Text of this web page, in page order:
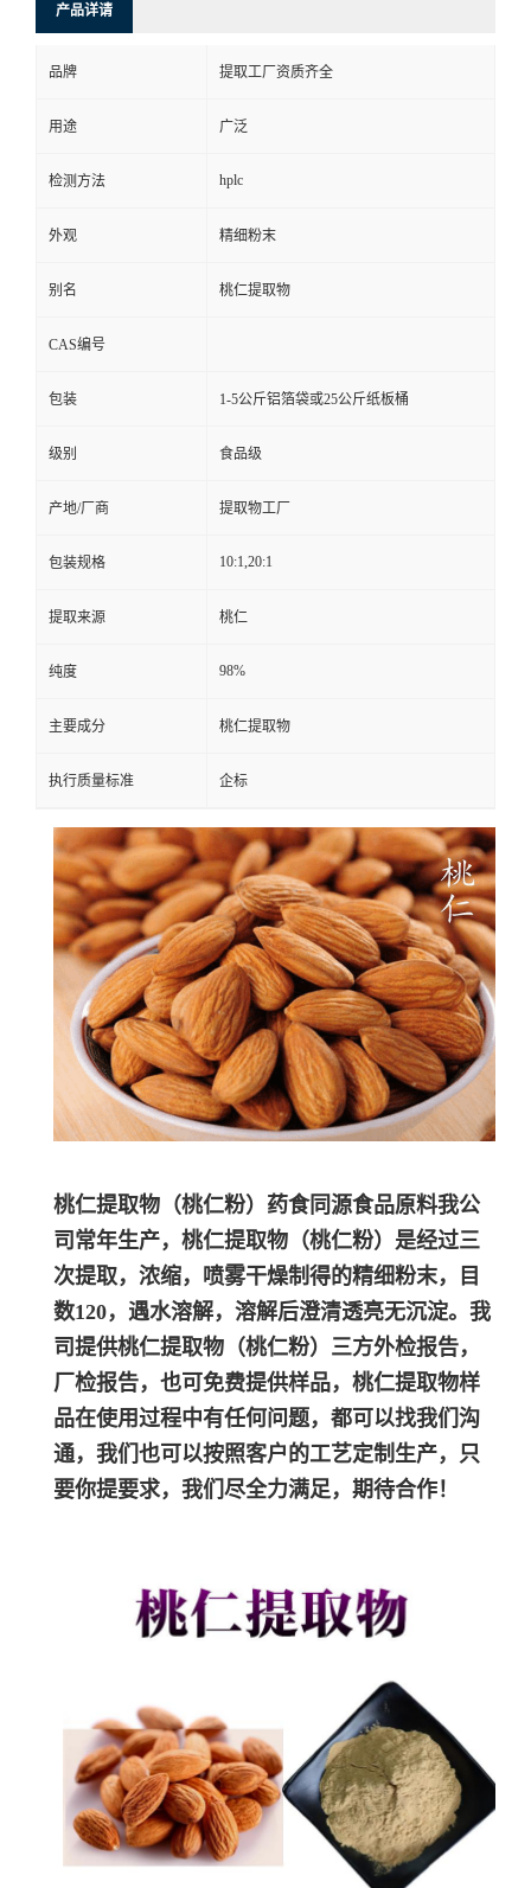
产品详请
品牌 提取工厂资质齐全
用途 广泛
检测方法 hplc
外观 精细粉末
别名 桃仁提取物
CAS编号
包装 1-5公斤铝箔袋或25公斤纸板桶
级别 食品级
产地/厂商 提取物工厂
包装规格 10:1,20:1
提取来源 桃仁
纯度 98%
主要成分 桃仁提取物
执行质量标准 企标
桃仁提取物（桃仁粉）药食同源食品原料我公
司常年生产， 桃仁提取物 （桃仁粉） 是经过三
次提取，浓缩，喷雾干燥制得的精细粉末，目
数120，遇水溶解，溶解后澄清透亮无沉淀。我
司提供桃仁提取物 （桃仁粉） 三方外检报告，
厂检报告，也可免费提供样品， 桃仁提取物样
品在使用过程中有任何问题，都可以找我们沟
通，我们也可以按照客户的工艺定制生产，只
要你提要求，我们尽全力满足，期待合作！